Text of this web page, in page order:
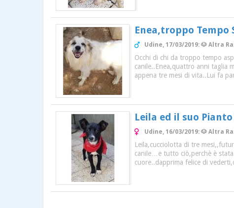
Enea,troppo Tempo
Udine, 17/03/2019: 🐶 Altra
Occhi di chi da troppo tempo
canile..Enea,quattro anni taglia
appena tre mesi di vita..Lui fa
Leila ed il suo
Udine, 16/03/2019: 🐶 Altra
Leila,cucciolotta di tre
canile…e tutto ciò,perchè è stata
cuore..dapprima felice di